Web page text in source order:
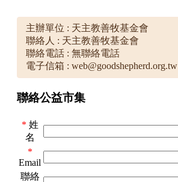
主辦單位 : 天主教善牧基金會
聯絡人 : 天主教善牧基金會
聯絡電話 : 無聯絡電話
電子信箱 : web@goodshepherd.org.tw
聯絡公益市集
* 姓
名
*
Email
聯絡